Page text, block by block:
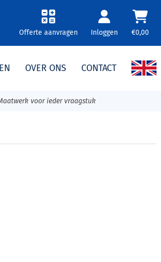
Offerte aanvragen Inloggen €0,00
OVER ONS CONTACT
voor ieder vraagstuk